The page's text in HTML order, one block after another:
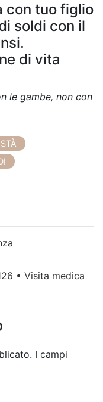
con tuo figlio
soldi con il
di vita
le gambe, non con
• Visita medica
I campi